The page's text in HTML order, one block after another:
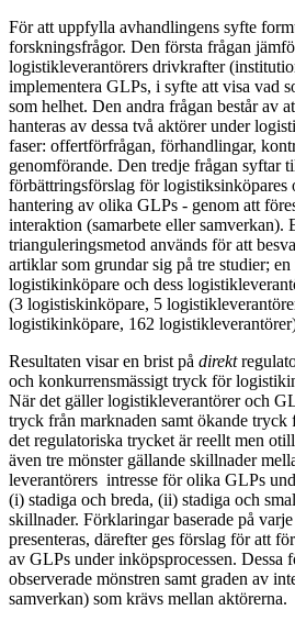
För att uppfylla avhandlingens syfte
forskningsfrågor. Den första frågan
logistikleverantörers drivkrafter
implementera GLPs, i syfte att visa vad
som helhet. Den andra frågan består av
hanteras av dessa två aktörer under
faser: offertförfrågan, förhandlingar,
genomförande. Den tredje frågan syftar
förbättringsförslag för logistiksinköpares
hantering av olika GLPs - genom att
interaktion (samarbete eller samverkan).
trianguleringsmetod används för att
artiklar som grundar sig på tre studier; en
logistikinköpare och dess
(3 logistiskinköpare, 5
logistikinköpare, 162
Resultaten visar en brist på direkt
och konkurrensmässigt tryck för
När det gäller logistikleverantörer och
tryck från marknaden samt ökande tryck
det regulatoriska trycket är reellt men
även tre mönster gällande skillnader
leverantörers intresse för olika GLPs
(i) stadiga och breda, (ii) stadiga och
skillnader. Förklaringar baserade på
presenteras, därefter ges förslag för att
av GLPs under inköpsprocessen. Dessa
observerade mönstren samt graden av
samverkan) som krävs mellan aktörerna.